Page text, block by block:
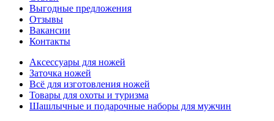
Выгодные предложения
Отзывы
Вакансии
Контакты
Аксессуары для ножей
Заточка ножей
Всё для изготовления ножей
Товары для охоты и туризма
Шашлычные и подарочные наборы для мужчин